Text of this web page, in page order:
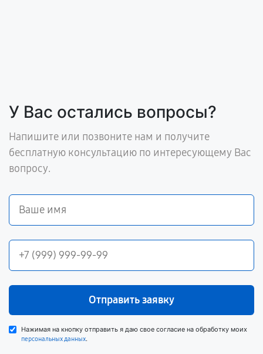
У Вас остались вопросы?
Напишите или позвоните нам и получите
бесплатную консультацию по интересующему Вас
вопросу.
Отправить заявку
Нажимая на кнопку отправить я даю свое согласие на обработку моих
персональных данных.